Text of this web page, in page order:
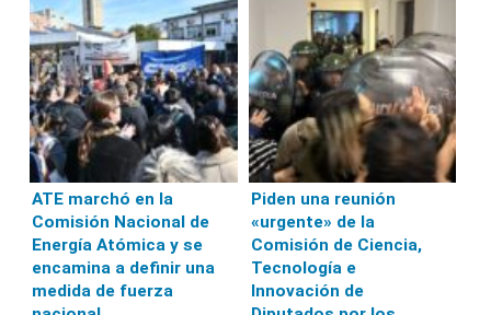
ATE marchó en la
Comisión Nacional de
Energía Atómica y se
encamina a definir una
medida de fuerza
Piden una reunión
«urgente» de la
Comisión de Ciencia,
Tecnología e
Innovación de